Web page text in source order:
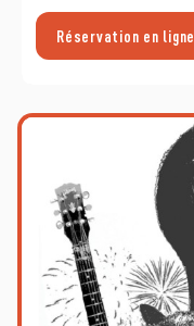
Réservation en ligne